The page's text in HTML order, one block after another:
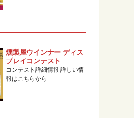
燻製屋ウインナー ディス
プレイコンテスト
コンテスト詳細情報 詳しい情
報はこちらから